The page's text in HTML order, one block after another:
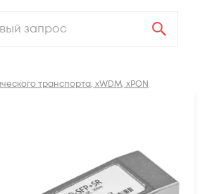
транспорта, xWDM, xPON